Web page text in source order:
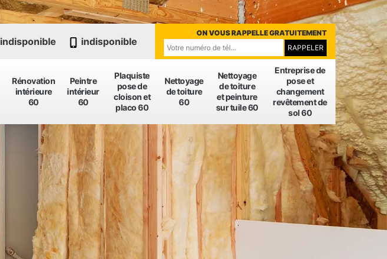
Rénovation
intérieure
60
Peintre
intérieur
60
Plaquiste
pose de
cloison et
placo 60
Nettoyage
de toiture
60
Nettoyage
de toiture
et peinture
sur tuile 60
Entreprise de
pose et
changement
revêtement de
sol 60
indisponible indisponible
ON VOUS RAPPELLE GRATUITEMENT